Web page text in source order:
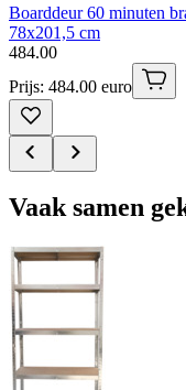
Boarddeur 60 minuten
78x201,5 cm
484.00
Prijs: 484.00 euro
Vaak samen